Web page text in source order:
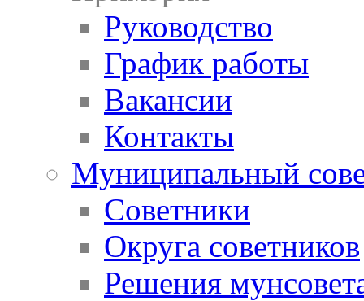
Руководство
График работы
Вакансии
Контакты
Муниципальный
Советники
Округа советников
Решения